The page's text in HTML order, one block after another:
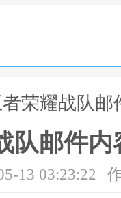
荣耀战队
队邮件
13 03:23:22